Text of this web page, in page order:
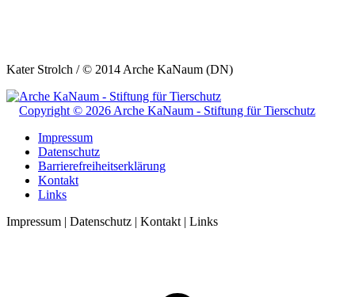
Kater Strolch / © 2014 Arche KaNaum (DN)
Copyright © 2026 Arche KaNaum - Stiftung für Tierschutz
Impressum
Datenschutz
Barrierefreiheitserklärung
Kontakt
Links
Impressum | Datenschutz | Kontakt | Links